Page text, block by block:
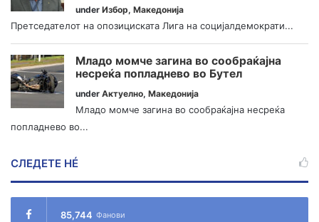
under Избор, Македонија
Претседателот на опозициската Лига на социјалдемократи...
Младо момче загина во сообраќајна
несреќа попладнево во Бутел
under Актуелно, Македонија
Младо момче загина во сообраќајна несреќа
попладнево во...
СЛЕДЕТЕ НÉ
85,744 Фанови